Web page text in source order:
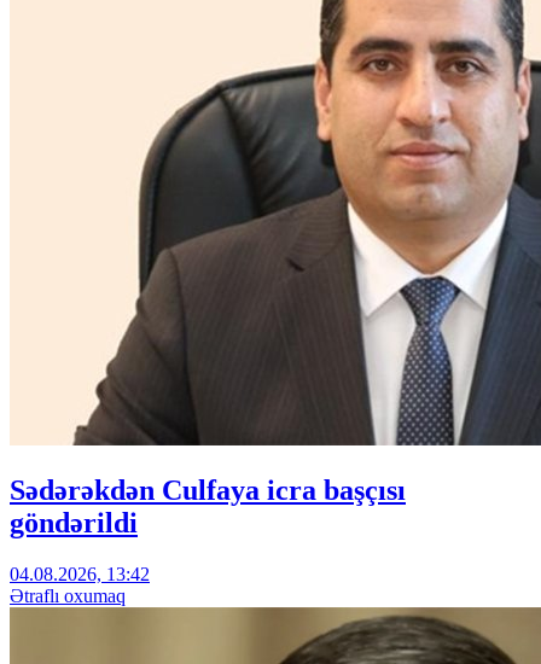
Sədərəkdən Culfaya icra başçısı
göndərildi
04.08.2026, 13:42
Ətraflı oxumaq